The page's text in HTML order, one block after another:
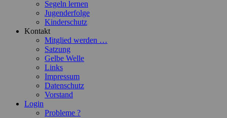
Segeln lernen
Jugenderfolge
Kinderschutz
Kontakt
Mitglied werden …
Satzung
Gelbe Welle
Links
Impressum
Datenschutz
Vorstand
Login
Probleme ?